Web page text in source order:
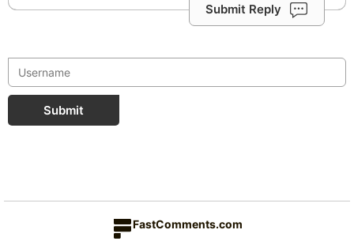
Submit Reply
Submit
FastComments.com